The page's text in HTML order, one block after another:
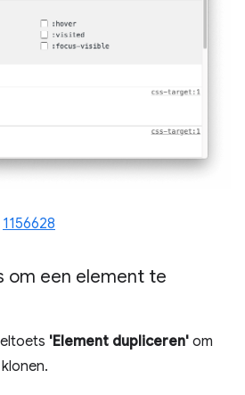
1156628
om een ​​element te
'Element dupliceren' om